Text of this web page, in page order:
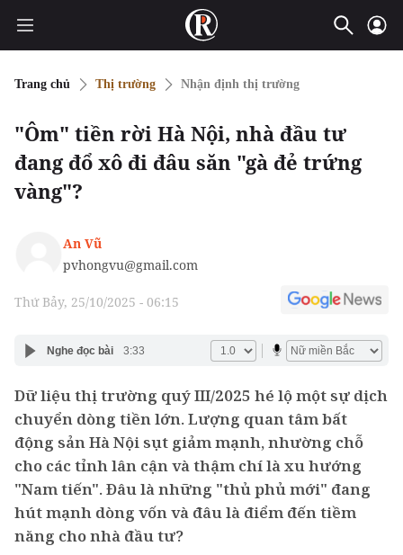
Trang chủ Thị trường Nhận định thị trường
"Ôm" tiền rời Hà Nội, nhà đầu tư
đang đổ xô đi đâu săn "gà đẻ trứng
vàng"?
An Vũ
pvhongvu@gmail.com
Thứ Bảy, 25/10/2025 - 06:15
Nghe đọc bài 3:33
Dữ liệu thị trường quý III/2025 hé lộ một sự dịch
chuyển dòng tiền lớn. Lượng quan tâm bất
động sản Hà Nội sụt giảm mạnh, nhường chỗ
cho các tỉnh lân cận và thậm chí là xu hướng
"Nam tiến". Đâu là những "thủ phủ mới" đang
hút mạnh dòng vốn và đâu là điểm đến tiềm
năng cho nhà đầu tư?